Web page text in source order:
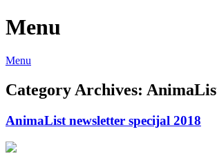
Menu
Menu
Category Archives:
AnimaList newsletter specijal 2018